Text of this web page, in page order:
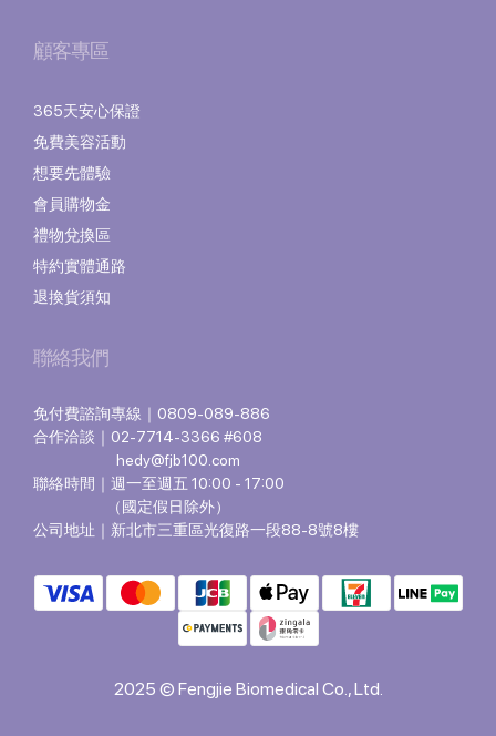
顧客專區
365天安心保證
免費美容活動
想要先體驗
會員購物金
禮物兌換區
特約實體通路
退換貨須知
聯絡我們
免付費諮詢專線｜0809-089-886
合作洽談｜02-7714-3366 #608
hedy@fjb100.com
聯絡時間｜週一至週五 10:00 - 17:00
（國定假日除外）
公司地址｜新北市三重區光復路一段88-8號8樓
2025 © Fengjie Biomedical Co., Ltd.